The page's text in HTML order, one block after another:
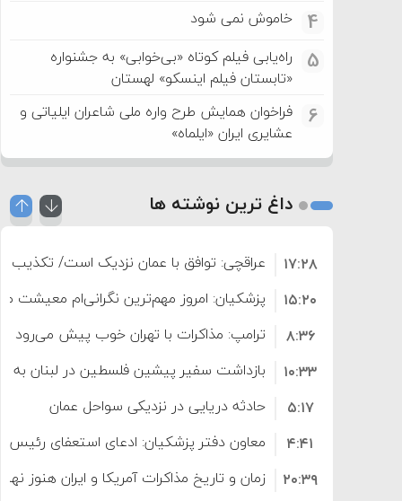
4 خاموش نمی شود
5
راه‌یابی فیلم کوتاه «بی‌خوابی» به جشنواره
«تابستان فیلم اینسکو» لهستان
6
فراخوان همایش طرح واره ملی شاعران ایلیاتی و
عشایری ایران «ایلماه»
داغ ترین نوشته ها
عراقچی: توافق با عمان نزدیک است/ تکذیب سهم ۱۱ درصدی ایران
۱۷:۲۸
پزشکیان: امروز مهم‌ترین نگرانی‌ام معیشت
۱۵:۲۰
ترامپ: مذاکرات با تهران خوب پیش می‌رود
۸:۳۶
بازداشت سفیر پیشین فلسطین در لبنان به
۱۰:۳۳
حادثه دریایی در نزدیکی سواحل عمان
۵:۱۷
معاون دفتر پزشکیان: ادعای استعفای
است
۴:۴۱
زمان و تاریخ مذاکرات آمریکا و ایران هنوز
۲۰:۳۹